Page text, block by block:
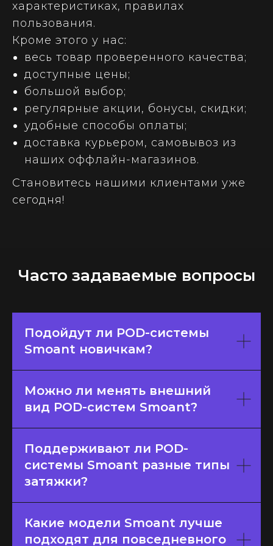
характеристиках, правилах
пользования.
Кроме этого у нас:
весь товар проверенного качества;
доступные цены;
большой выбор;
регулярные акции, бонусы, скидки;
удобные способы оплаты;
доставка курьером, самовывоз из
наших оффлайн-магазинов.
Становитесь нашими клиентами уже
сегодня!
Часто задаваемые вопросы
Подойдут ли POD-системы
Smoant новичкам?
Можно ли менять внешний
вид POD-систем Smoant?
Поддерживают ли POD-
системы Smoant разные типы
затяжки?
Какие модели Smoant лучше
подходят для повседневного
Скидки/Акции
Интернет-Магазин Vape и Pod-
систем с доставкой по всей